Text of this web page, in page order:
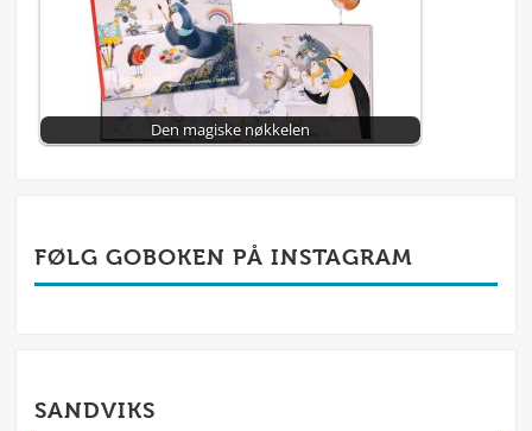
Den magiske nøkkelen
FØLG GOBOKEN PÅ INSTAGRAM
SANDVIKS